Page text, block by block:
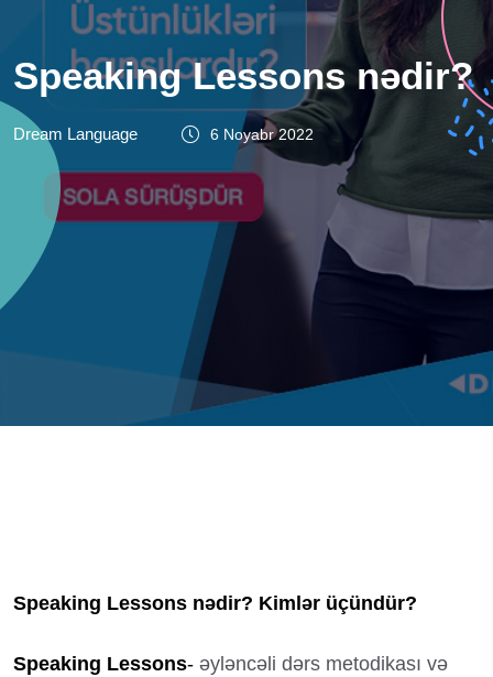
Speaking Lessons nədir?
Dream Language 6 Noyabr 2022
Speaking Lessons nədir? Kimlər üçündür?
Speaking Lessons- əyləncəli dərs metodikası və